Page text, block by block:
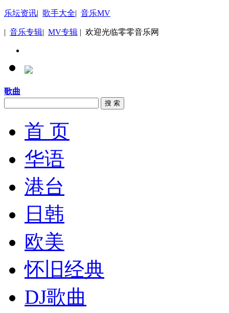
乐坛资讯| 歌手大全| 音乐MV
| 音乐专辑| MV专辑 | 欢迎光临零零音乐网
歌曲
搜 索
首 页
华语
港台
日韩
欧美
怀旧经典
DJ歌曲